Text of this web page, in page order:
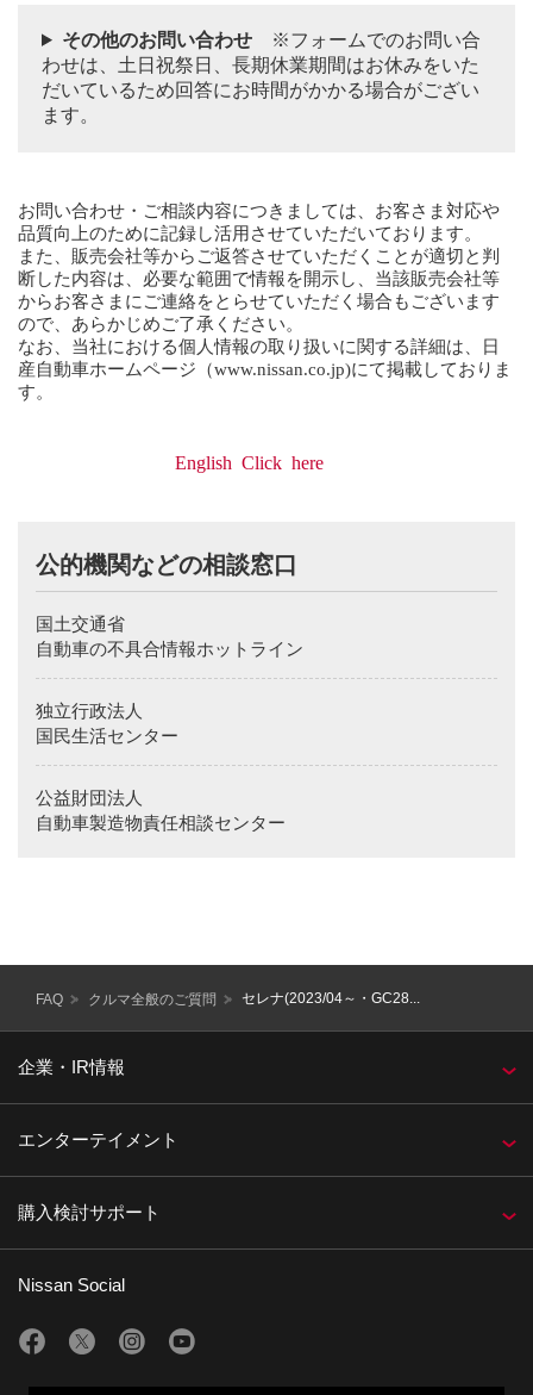
その他のお問い合わせ※フォームでのお問い合
わせは、土日祝祭日、長期休業期間はお休みをいた
だいているため回答にお時間がかかる場合がござい
ます。
お問い合わせ・ご相談内容につきましては、お客さま対応や
品質向上のために記録し活用させていただいております。
また、販売会社等からご返答させていただくことが適切と判
断した内容は、必要な範囲で情報を開示し、当該販売会社等
からお客さまにご連絡をとらせていただく場合もございます
ので、あらかじめご了承ください。
なお、当社における個人情報の取り扱いに関する詳細は、日
産自動車ホームページ（www.nissan.co.jp)にて掲載しておりま
す。
English Click here
improving our customer handling and quality.
Also, we would like you to understand that there will be
necessary information and ask the respective sales company
etc. to contact you for an issue which we determine is
of personal information is written in Nissan Motor Company
Homepage（www.nissan.co.jp
customer service, retailer or product inquiries received via e-
mail.
公的機関などの相談窓口
国土交通省
自動車の不具合情報ホットライン
独立行政法人
国民生活センター
公益財団法人
自動車製造物責任相談センター
FAQ クルマ全般のご質問 セレナ(2023/04～・GC28...
企業・IR情報
エンターテイメント
購入検討サポート
Nissan Social